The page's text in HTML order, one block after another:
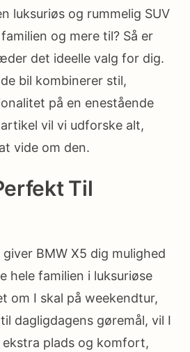
luksuriøs og rummelig SUV
og mere til? Så er
det ideelle valg for dig.
bil kombinerer stil,
på en enestående
vil vi udforske alt,
vide om den.
Til
BMW X5 dig mulighed
hele familien i luksuriøse
om I skal på weekendtur,
dagligdagens gøremål, vil I
plads og komfort,